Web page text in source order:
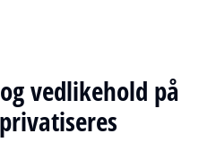
vedlikehold på